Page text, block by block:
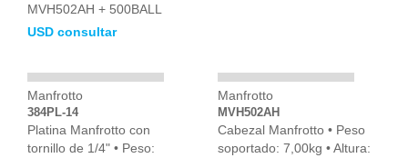
MVH502AH + 500BALL
USD consultar
Manfrotto
384PL-14
Platina Manfrotto con
tornillo de 1/4" • Peso:
Manfrotto
MVH502AH
Cabezal Manfrotto • Peso
soportado: 7,00kg • Altura: